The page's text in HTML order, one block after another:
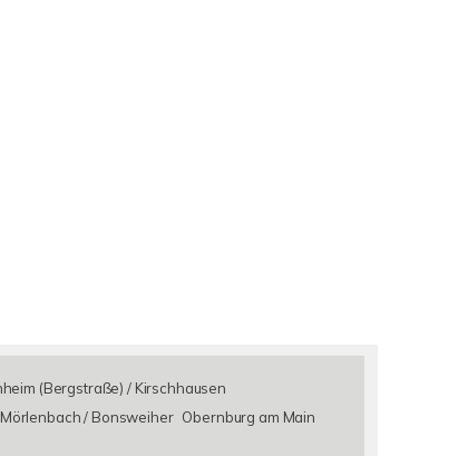
(Bergstraße) / Kirschhausen
Mörlenbach / Bonsweiher Obernburg am Main